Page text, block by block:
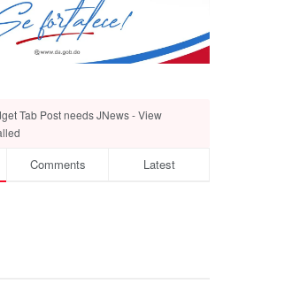
Tab Post needs JNews - View
Comments Latest